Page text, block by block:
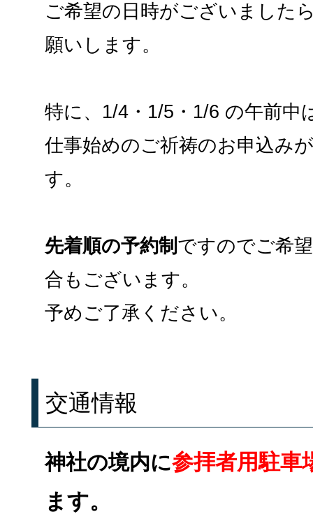
ご希望の日時がございました
願いします。
特に、1/4・1/5・1/6 の午前中
仕事始めのご祈祷のお申込み
す。
先着順の予約制 ですのでご希
合もございます。
予めご了承ください。
交通情報
神社の境内に参拝者用駐車
ます。